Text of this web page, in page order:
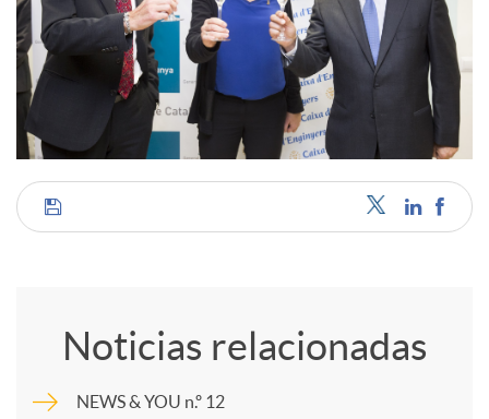
C
m
Noticias relacionadas
NEWS & YOU n.º 12